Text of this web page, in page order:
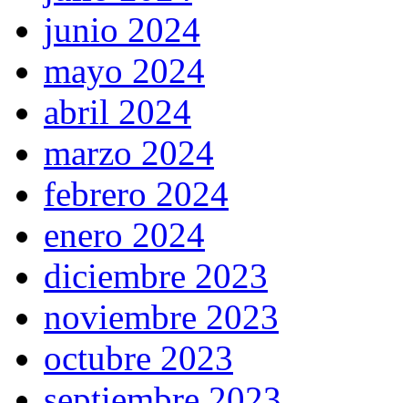
junio 2024
mayo 2024
abril 2024
marzo 2024
febrero 2024
enero 2024
diciembre 2023
noviembre 2023
octubre 2023